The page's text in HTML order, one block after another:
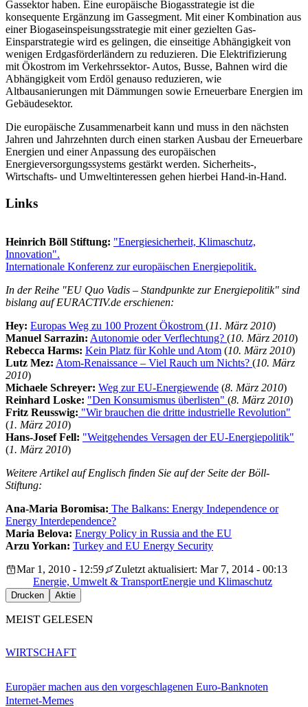
Gassektor haben. Eine europäische Biogasstrategie ist die
konsequente Ergänzung im Gassegment. Mit einer Kombination aus
einer Biogaseinspeisungsstrategie mit einer gezielten Gas-
Einsparstrategie wird es gelingen, die einseitige Abhängigkeit von
wenigen Erdgasförderländern zu reduzieren. Die Elektrifizierung
mit Ökostrom im Verkehrssektor- Autos, Busse, Bahnen wird die
Abhängigkeit vom Erdöl genauso reduzieren, wie
Altbausanierungen mit Dämmungen sowie Erneuerbare Energien im
Gebäudesektor.
Die europäische Zusammenarbeit kann und muss in den nächsten
Jahren und Jahrzehnten durch einen starken Ausbau der Erneuerbare
Energien und einer Anpassung des europäischen
Energieversorgungssystems gestärkt werden. Sicherheits-,
Wirtschafts- und Umweltinteressen gehen hierbei Hand-in-Hand.
Links
Heinrich Böll Stiftung: "Energiesicherheit, Klimaschutz,
Innovation".
Internationale Konferenz zur europäischen Energiepolitik.
In der Reihe "EU Quo Vadis – Standpunkte zur Energiepolitik" sind
bislang auf EURACTIV.de erschienen:
Hey: Europas Weg zu 100 Prozent Ökostrom (11. März 2010)
Manuel Sarrazin: Autonomie oder Verflechtung? (10. März 2010)
Rebecca Harms: Kein Platz für Kohle und Atom (10. März 2010)
Lutz Mez: Atom-Renaissance – Viel Rauch um Nichts? (10. März
2010)
Michaele Schreyer: Weg zur EU-Energiewende (8. März 2010)
Reinhard Loske: "Den Konsumismus überlisten" (8. März 2010)
Fritz Reusswig: "Wir brauchen die dritte industrielle Revolution"
(1. März 2010)
Hans-Josef Fell: "Weitgehendes Versagen der EU-Energiepolitik"
(1. März 2010)
Weitere Artikel auf Englisch finden Sie auf der Seite der Böll-
Stiftung:
Ana-Maria Boromisa: The Balkans: Energy Independence or
Energy Interdependence?
Maria Belova: Energy Policy in Russia and the EU
Arzu Yorkan: Turkey and EU Energy Security
Mar 1, 2010 - 12:59
Zuletzt aktualisiert: Mar 7, 2014 - 00:13
Energie, Umwelt & TransportEnergie und Klimaschutz
Drucken Aktie
MEIST GELESEN
Europäer machen aus den vorgeschlagenen Euro-Banknoten
Internet-Memes
WIRTSCHAFT